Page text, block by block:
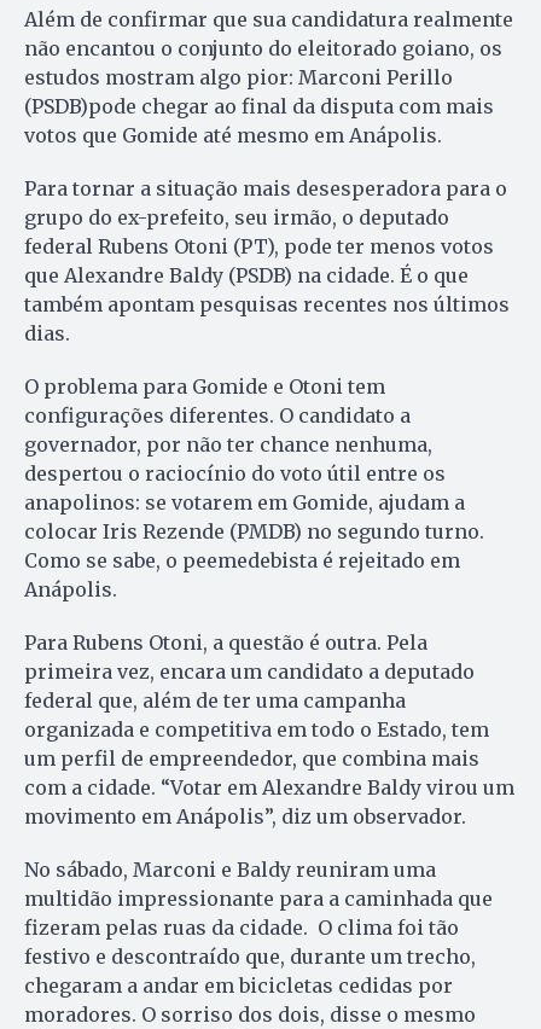
Além de confirmar que sua candidatura realmente
não encantou o conjunto do eleitorado goiano, os
estudos mostram algo pior: Marconi Perillo
(PSDB)pode chegar ao final da disputa com mais
votos que Gomide até mesmo em Anápolis.
Para tornar a situação mais desesperadora para o
grupo do ex-prefeito, seu irmão, o deputado
federal Rubens Otoni (PT), pode ter menos votos
que Alexandre Baldy (PSDB) na cidade. É o que
também apontam pesquisas recentes nos últimos
dias.
O problema para Gomide e Otoni tem
configurações diferentes. O candidato a
governador, por não ter chance nenhuma,
despertou o raciocínio do voto útil entre os
anapolinos: se votarem em Gomide, ajudam a
colocar Iris Rezende (PMDB) no segundo turno.
Como se sabe, o peemedebista é rejeitado em
Anápolis.
Para Rubens Otoni, a questão é outra. Pela
primeira vez, encara um candidato a deputado
federal que, além de ter uma campanha
organizada e competitiva em todo o Estado, tem
um perfil de empreendedor, que combina mais
com a cidade. “Votar em Alexandre Baldy virou um
movimento em Anápolis”, diz um observador.
No sábado, Marconi e Baldy reuniram uma
multidão impressionante para a caminhada que
fizeram pelas ruas da cidade. O clima foi tão
festivo e descontraído que, durante um trecho,
chegaram a andar em bicicletas cedidas por
moradores. O sorriso dos dois, disse o mesmo